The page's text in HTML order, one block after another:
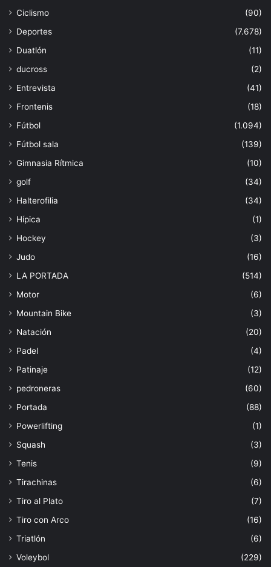
Ciclismo
(90)
Deportes
(7.678)
Duatlón
(11)
ducross
(2)
Entrevista
(41)
Frontenis
(18)
Fútbol
(1.094)
Fútbol sala
(139)
Gimnasia Rítmica
(10)
golf
(34)
Halterofilia
(34)
Hípica
(1)
Hockey
(3)
Judo
(16)
LA PORTADA
(514)
Motor
(6)
Mountain Bike
(3)
Natación
(20)
Padel
(4)
Patinaje
(12)
pedroneras
(60)
Portada
(88)
Powerlifting
(1)
Squash
(3)
Tenis
(9)
Tirachinas
(6)
Tiro al Plato
(7)
Tiro con Arco
(16)
Triatlón
(6)
Voleybol
(229)